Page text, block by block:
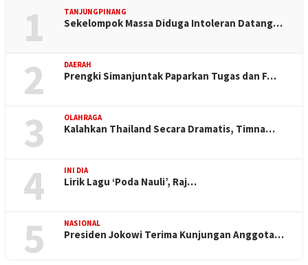
1 TANJUNGPINANG
Sekelompok Massa Diduga Intoleran Datang…
2 DAERAH
Prengki Simanjuntak Paparkan Tugas dan F…
3 OLAHRAGA
Kalahkan Thailand Secara Dramatis, Timna…
4 INI DIA
Lirik Lagu ‘Poda Nauli’, Raj…
5 NASIONAL
Presiden Jokowi Terima Kunjungan Anggota…